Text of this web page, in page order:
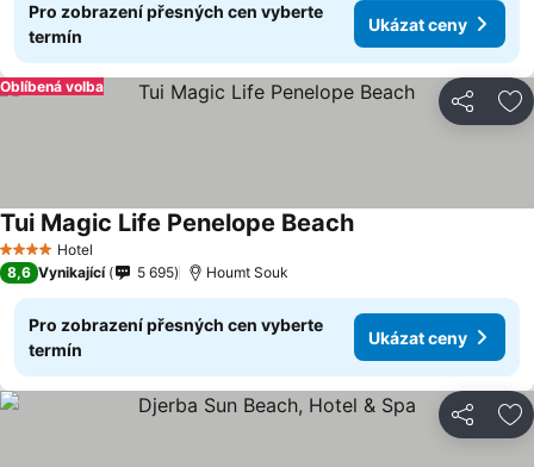
Pro zobrazení přesných cen vyberte
termín
Ukázat ceny
Sdílet
Oblíbená volba
4 Počet hvězdiček
Hotel
Tui Magic Life Penelope Beach
8,6 Vynikající 5 695 Houmt Souk
Pro zobrazení přesných cen vyberte
termín
Ukázat ceny
Sdílet